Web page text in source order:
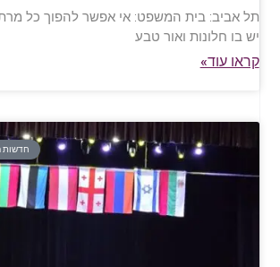
תל אביב: בית המשפט: אי אפשר להפוך כל
יש בו חלונות ואור טבע
קראו עוד»
חדשות